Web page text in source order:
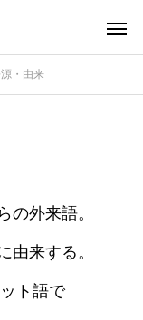
・由来
の外来語。
由来する。
ト語で